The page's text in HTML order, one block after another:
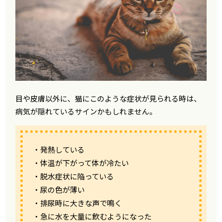
目や皮膚以外に、猫にこのような症状が見られる時は、
病気が隠れているサインかもしれません。
・発熱している
・体温が下がって体が冷たい
・脱水症状に陥っている
・尿の色が薄い
・排尿時に大きな声で鳴く
・急に水を大量に飲むようになった